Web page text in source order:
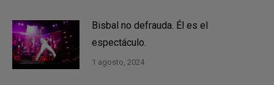
Bisbal no defrauda. Él es el
espectáculo.
1 agosto, 2024